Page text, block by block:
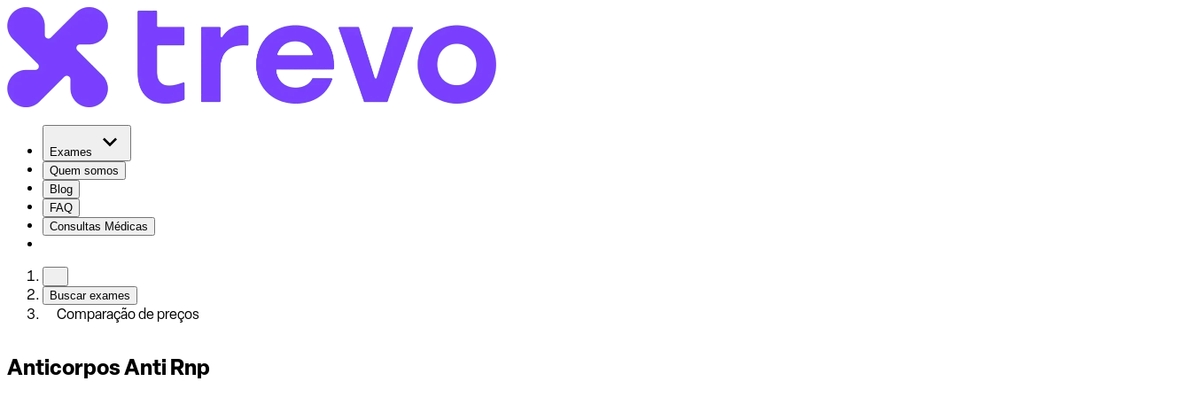
Exames
Quem somos
Blog
FAQ
Consultas Médicas
Buscar exames
Comparação de preços
Anticorpos Anti Rnp